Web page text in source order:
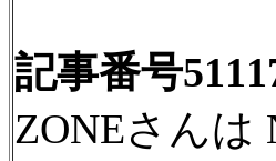
記事番号
ZONEさんは